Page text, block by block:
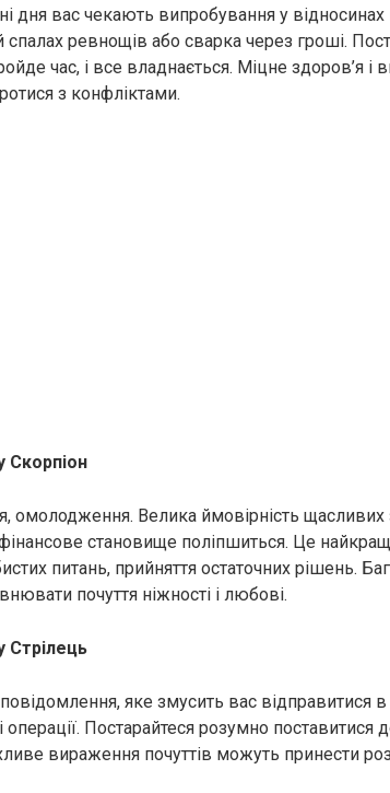
дня вас чекають випробування у
ревнощів або сварка через гроші.
час, і все владнається. Міцне здоров’я і
з конфліктами.
Скорпіон
омолодження. Велика ймовірність щасливих
становище поліпшиться. Це
питань, прийняття остаточних рішень.
почуття ніжності і любові.
Стрілець
яке змусить вас відправитися в
Постарайтеся розумно поставитися
вираження почуттів можуть принести